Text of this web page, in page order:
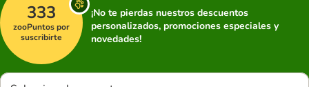
333
zooPuntos por
suscribirte
¡No te pierdas nuestros descuentos
personalizados, promociones especiales y
novedades!